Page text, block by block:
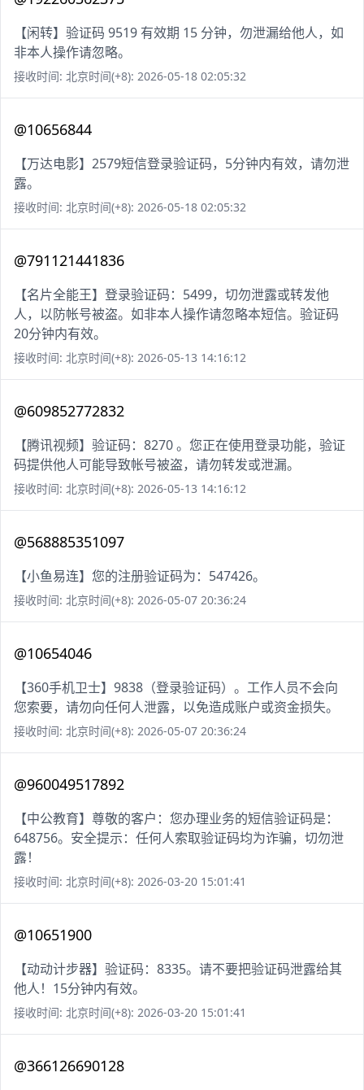
【闲转】验证码 9519 有效期 15 分钟，勿泄漏给他人，如
非本人操作请忽略。
接收时间: 北京时间(+8): 2026-05-18 02:05:32
@10656844
【万达电影】2579短信登录验证码，5分钟内有效，请勿泄
露。
接收时间: 北京时间(+8): 2026-05-18 02:05:32
@791121441836
【名片全能王】登录验证码：5499，切勿泄露或转发他
人，以防帐号被盗。如非本人操作请忽略本短信。验证码
20分钟内有效。
接收时间: 北京时间(+8): 2026-05-13 14:16:12
@609852772832
【腾讯视频】验证码：8270 。您正在使用登录功能，验证
码提供他人可能导致帐号被盗，请勿转发或泄漏。
接收时间: 北京时间(+8): 2026-05-13 14:16:12
@568885351097
【小鱼易连】您的注册验证码为：547426。
接收时间: 北京时间(+8): 2026-05-07 20:36:24
@10654046
【360手机卫士】9838（登录验证码）。工作人员不会向
您索要，请勿向任何人泄露，以免造成账户或资金损失。
接收时间: 北京时间(+8): 2026-05-07 20:36:24
@960049517892
【中公教育】尊敬的客户：您办理业务的短信验证码是：
648756。安全提示：任何人索取验证码均为诈骗，切勿泄
露！
接收时间: 北京时间(+8): 2026-03-20 15:01:41
@10651900
【动动计步器】验证码：8335。请不要把验证码泄露给其
他人！15分钟内有效。
接收时间: 北京时间(+8): 2026-03-20 15:01:41
@366126690128